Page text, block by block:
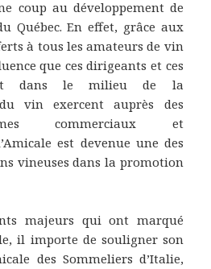
coup au développement de
Québec. En effet, grâce aux
à tous les amateurs de vin
que ces dirigeants et ces
dans le milieu de la
vin exercent auprès des
commerciaux et
est devenue une des
vineuses dans la promotion
majeurs qui ont marqué
il importe de souligner son
des Sommeliers d’Italie,